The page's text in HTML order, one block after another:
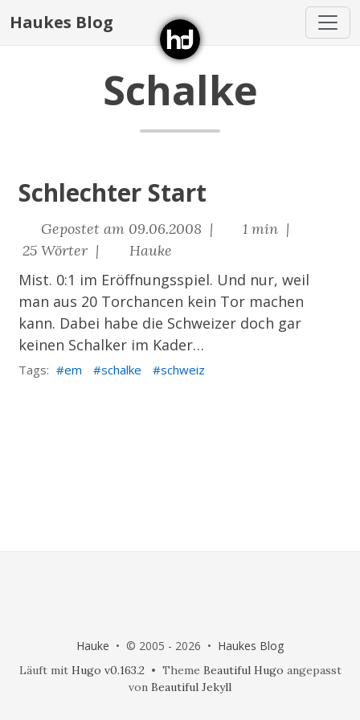
Haukes Blog
Schalke
Schlechter Start
Gepostet am 09.06.2008 |
1 min |
25 Wörter |
Hauke
Mist. 0:1 im Eröffnungsspiel. Und nur, weil
man aus 20 Torchancen kein Tor machen
kann. Dabei habe die Schweizer doch gar
keinen Schalker im Kader…
Tags: em schalke schweiz
Hauke • © 2005 - 2026 • Haukes Blog
Läuft mit Hugo v0.163.2 • Theme Beautiful Hugo angepasst
von Beautiful Jekyll